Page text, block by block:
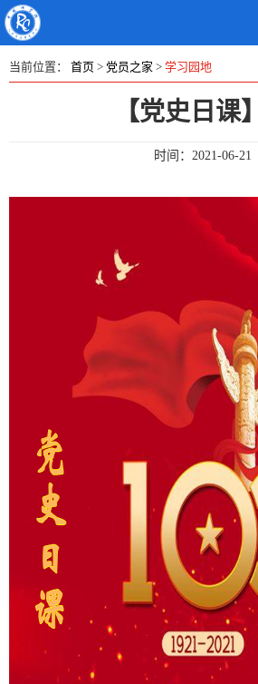
当前位置： 首页 > 党员之家 > 学习园地
【党史日课
时间： 2021-06-21